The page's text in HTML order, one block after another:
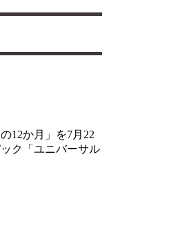
12か月」を7月22
ク「ユニバーサル